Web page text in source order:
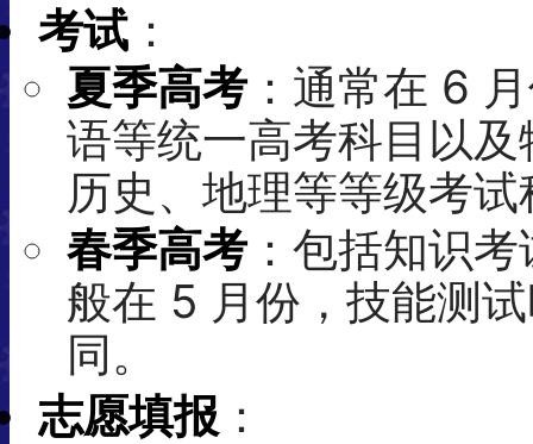
考试 ：
夏季高考 ：通常在 6
语等统一高考科目以
历史、地理等等级考试
春季高考 ：包括知识
般在 5 月份，技能测
同。
志愿填报 ：